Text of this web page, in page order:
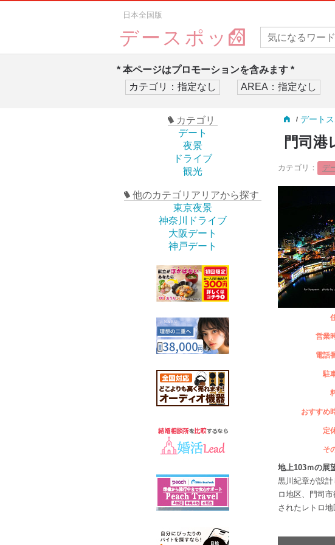
日本全国版
デースポッ
* 本ページはプロモーションを含みます *
カテゴリ
デート
夜景
ドライブ
観光
他のカテゴリアリアから探す
東京夜景
神奈川ドライブ
大阪デート
神戸デート
デート
門司港
カテゴリ： デ
営業
電話
駐
おすすめ
定
そ
地上103ｍの展
黒川紀章が設
ロ地区、門司
されたレトロ